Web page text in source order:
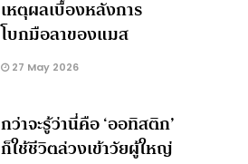
เหตุผลเบื้องหลังการ
โบกมือลาของแมส
27 May 2026
กว่าจะรู้ว่านี่คือ ‘ออทิสติก’
ก็ใช้ชีวิตล่วงเข้าวัยผู้ใหญ่